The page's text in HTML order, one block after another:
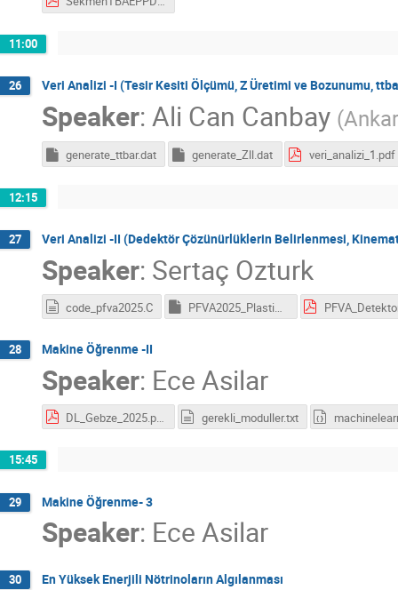
11:00
26 Veri Analizi -I (Tesir Kesiti Ölçümü, Z Üretimi ve Bozunumu,
Speaker:Ali Can Canbay (
generate_ttbar.dat generate_Zll.dat veri_analizi_1.pdf
12:15
27 Veri Analizi -II (Dedektör Çözünürlüklerin Belirlenmesi,
Speaker: Sertaç Ozturk
code_pfva2025.C PFVA2025_PlastikScintillator.root
28 Makine Öğrenme -II
Speaker: Ece Asilar
gerekli_moduller.txt
15:45
29 Makine Öğrenme- 3
Speaker: Ece Asilar
30 En Yüksek Enerjili Nötrinoların Algılanması